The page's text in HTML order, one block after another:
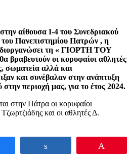
αίθουσα Ι-4 του Συνεδριακού
του Πανεπιστημίου Πατρών , η
τη « ΓΙΟΡΤΗ ΤΟΥ
οι κορυφαίοι αθλητές
σωματεία αλλά και
και συνέβαλαν στην ανάπτυξη
περιοχή μας, για το έτος 2024.
στην Πάτρα οι κορυφαίοι
και οι αθλητές Δ.